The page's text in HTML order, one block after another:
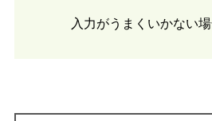
入力がうまくいかない